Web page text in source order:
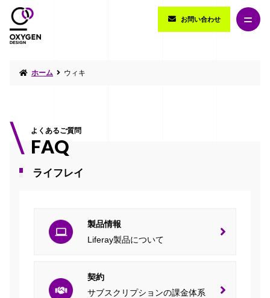
お問い合わせ
ホーム ウィキ
よくあるご質問
FAQ
ライフレイ
製品情報
Liferay製品について
契約
サブスクリプションの課金体系